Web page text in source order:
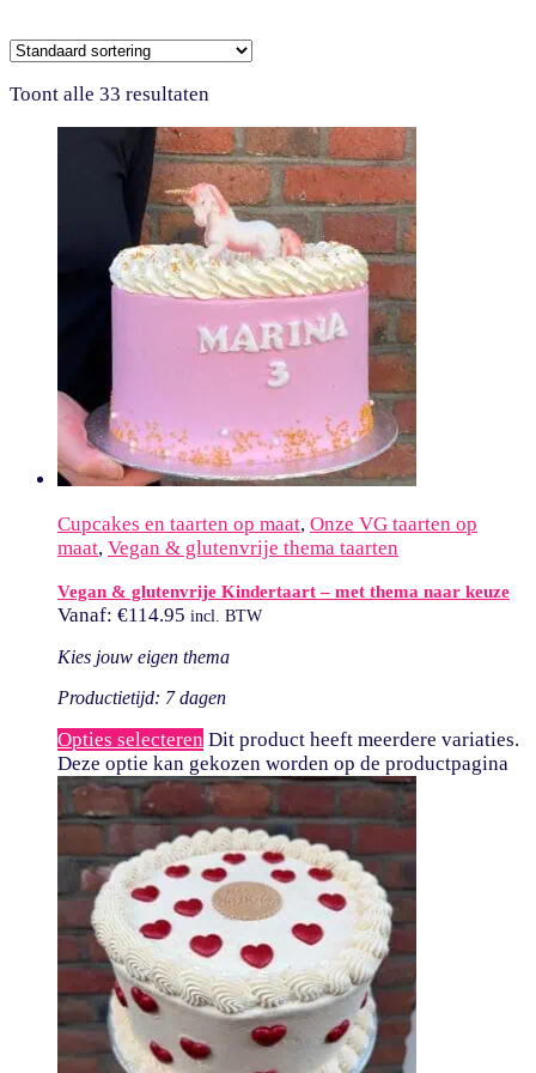
Toont alle 33 resultaten
Cupcakes en taarten op maat, Onze VG taarten op
maat, Vegan & glutenvrije thema taarten
Vegan & glutenvrije Kindertaart – met thema naar keuze
Vanaf: €114.95 incl. BTW
Kies jouw eigen thema
Productietijd: 7 dagen
Opties selecteren Dit product heeft meerdere variaties.
Deze optie kan gekozen worden op de productpagina